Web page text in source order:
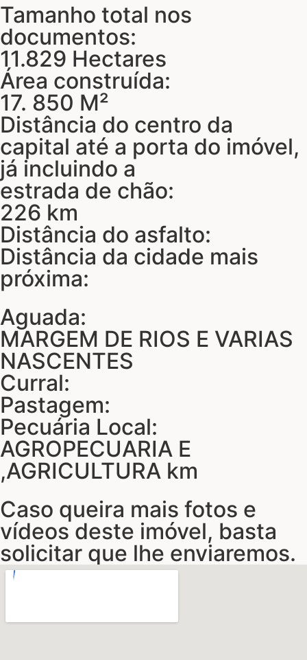
Tamanho total nos
documentos:
11.829 Hectares
Área construída:
17. 850 M²
Distância do centro da
capital até a porta do imóvel,
já incluindo a
estrada de chão:
226 km
Distância do asfalto:
Distância da cidade mais
próxima:
Aguada:
MARGEM DE RIOS E VARIAS
NASCENTES
Curral:
Pastagem:
Pecuária Local:
AGROPECUARIA E
,AGRICULTURA km
Caso queira mais fotos e
vídeos deste imóvel, basta
solicitar que lhe enviaremos.